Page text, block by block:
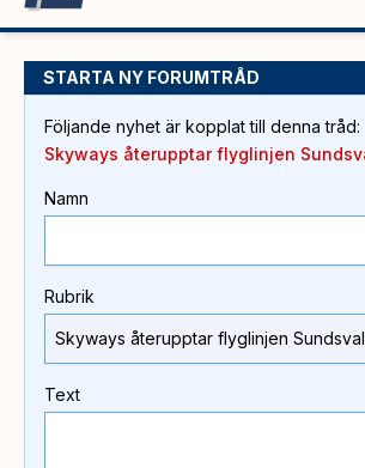
STARTA NY FORUMTRÅD
Följande nyhet är kopplat till denna tråd:
Skyways återupptar flyglinjen
Namn
Rubrik
Text